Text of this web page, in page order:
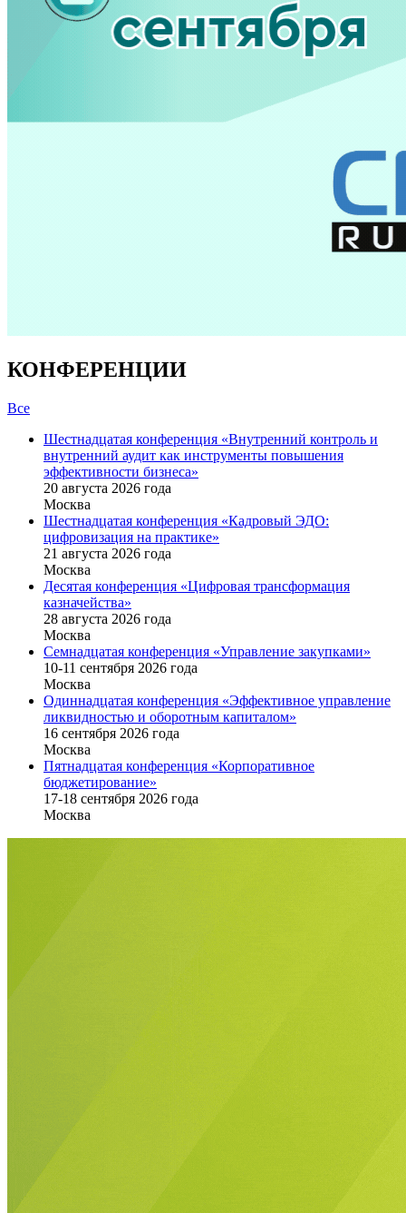
КОНФЕРЕНЦИИ
Все
Шестнадцатая конференция «Внутренний контроль и
внутренний аудит как инструменты повышения
эффективности бизнеса»
20 августа 2026 года
Москва
Шестнадцатая конференция «Кадровый ЭДО:
цифровизация на практике»
21 августа 2026 года
Москва
Десятая конференция «Цифровая трансформация
казначейства»
28 августа 2026 года
Москва
Семнадцатая конференция «Управление закупками»
10-11 сентября 2026 года
Москва
Одиннадцатая конференция «Эффективное управление
ликвидностью и оборотным капиталом»
16 cентября 2026 года
Москва
Пятнадцатая конференция «Корпоративное
бюджетирование»
17-18 сентября 2026 года
Москва